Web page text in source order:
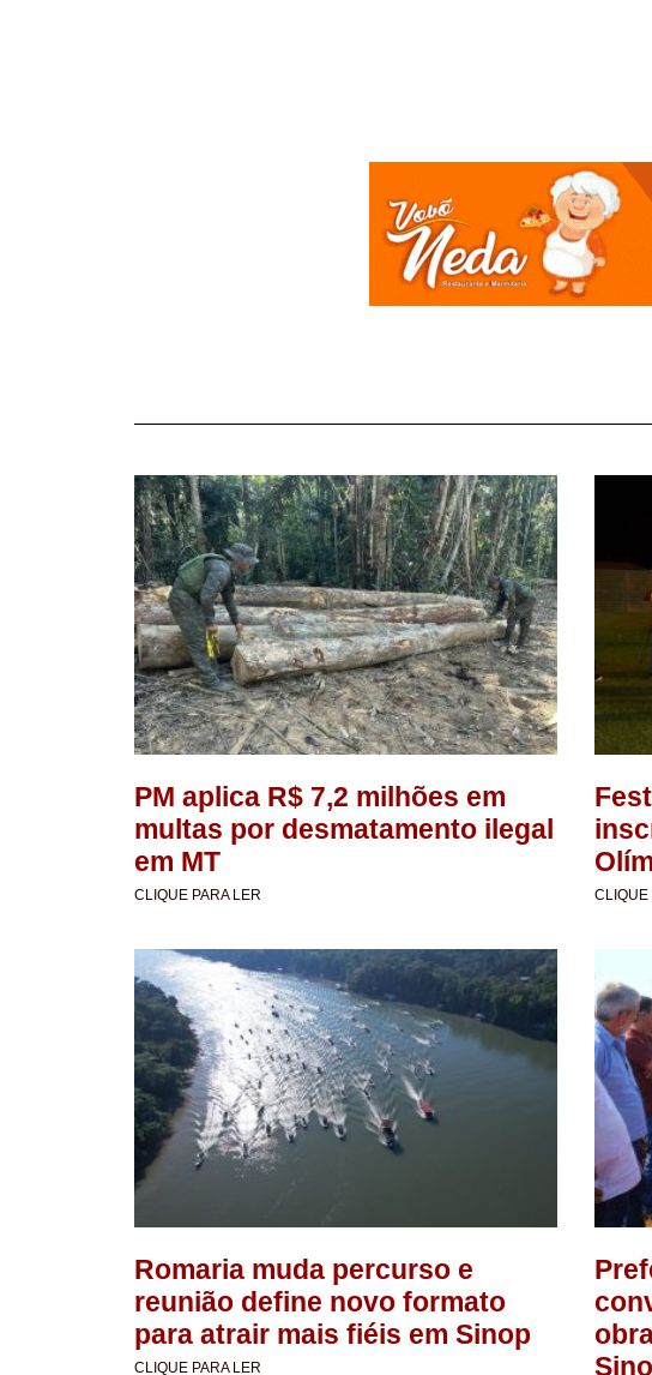
PM aplica R$ 7,2 milhões em
multas por desmatamento ilegal
em MT
CLIQUE PARA LER CLIQUE
Romaria muda percurso e
reunião define novo formato
para atrair mais fiéis em Sinop
CLIQUE PARA LER